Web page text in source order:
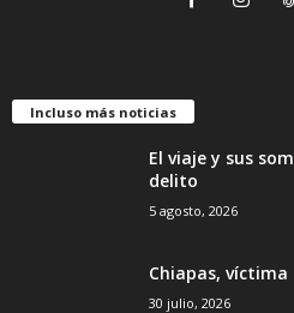
Incluso más noticias
El viaje y sus
delito
5 agosto, 2026
Chiapas, víctima
30 julio, 2026